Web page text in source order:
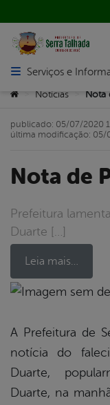
Abrir menu
Serviços e
Você está aqui:
Notícias Nota
Nota de
Prefeitura lamenta falecimento do professor Dinho
Duarte […]
Leia mais…
publicado: 05/07/2020
última modificação: 05/
A Prefeitura de
notícia do
Duarte,
Duarte, na